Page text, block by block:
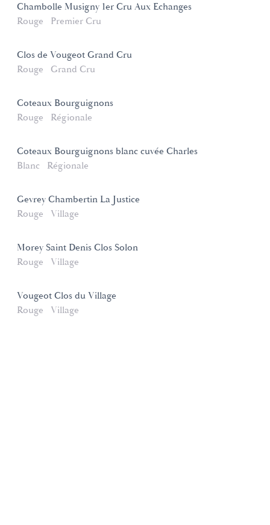
Chambolle Musigny 1er Cru Aux Echanges
Rouge
Premier Cru
Clos de Vougeot Grand Cru
Rouge
Grand Cru
Coteaux Bourguignons
Rouge
Régionale
Coteaux Bourguignons blanc cuvée Charles
Blanc
Régionale
Gevrey Chambertin La Justice
Rouge
Village
Morey Saint Denis Clos Solon
Rouge
Village
Vougeot Clos du Village
Rouge
Village